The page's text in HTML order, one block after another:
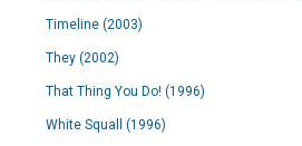
Timeline (2003)
They (2002)
That Thing You Do! (1996)
White Squall (1996)